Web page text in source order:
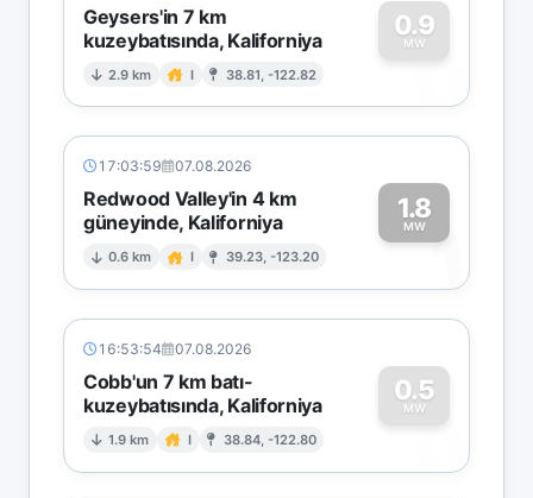
Geysers'in 7 km
kuzeybatısında, Kaliforniya
2.9 km I 38.81, -122.82
0.9
MW
0
17:03:59 07.08.2026
Redwood Valley'in 4 km
güneyinde, Kaliforniya
0.6 km I 39.23, -123.20
1.8
MW1
16:53:54 07.08.2026
Cobb'un 7 km batı-
kuzeybatısında, Kaliforniya
1.9 km I 38.84, -122.80
0.5
MW
0